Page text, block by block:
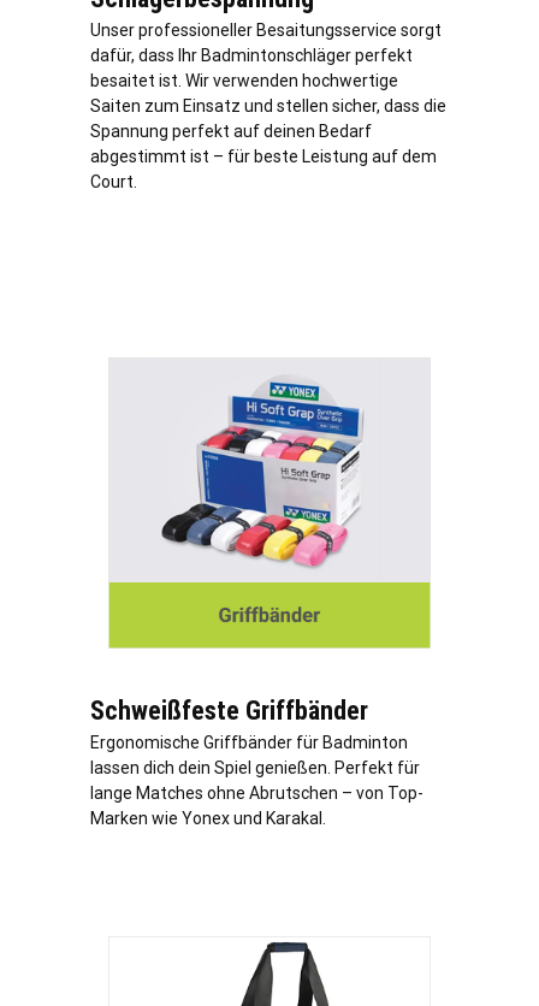
Unser professioneller Besaitungsservice sorgt
dafür, dass Ihr Badmintonschläger perfekt
besaitet ist. Wir verwenden hochwertige
Saiten zum Einsatz und stellen sicher, dass die
Spannung perfekt auf deinen Bedarf
abgestimmt ist – für beste Leistung auf dem
Court.
Schweißfeste Griffbänder
Ergonomische Griffbänder für Badminton
lassen dich dein Spiel genießen. Perfekt für
lange Matches ohne Abrutschen – von Top-
Marken wie Yonex und Karakal.